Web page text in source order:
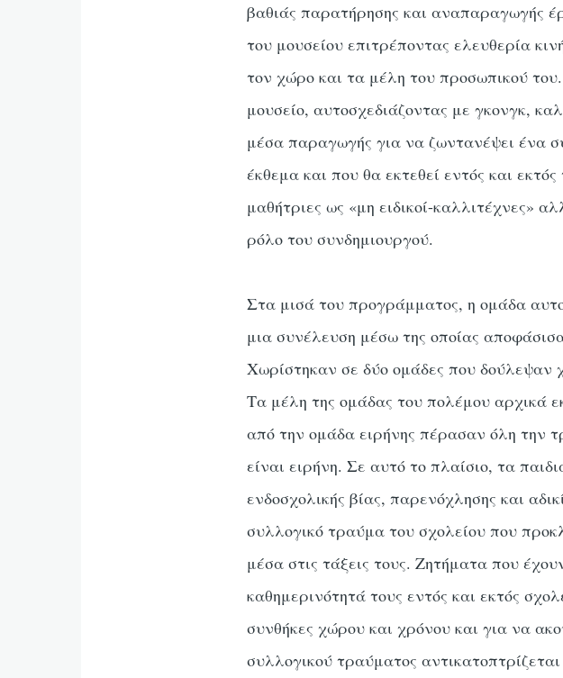
βαθιάς παρατήρησης και αναπαραγωγής
του μουσείου επιτρέποντας ελευθερία
τον χώρο και τα μέλη του προσωπικού
μουσείο, αυτοσχεδιάζοντας με γκονγκ,
μέσα παραγωγής για να ζωντανέψει ένα
έκθεμα και που θα εκτεθεί εντός και
μαθήτριες ως «μη ειδικοί-καλλιτέχνες»
ρόλο του συνδημιουργού.
Στα μισά του προγράμματος, η ομάδα
μια συνέλευση μέσω της οποίας
Χωρίστηκαν σε δύο ομάδες που δούλεψαν
Τα μέλη της ομάδας του πολέμου αρχικά
από την ομάδα ειρήνης πέρασαν όλη την
είναι ειρήνη. Σε αυτό το πλαίσιο, τα
ενδοσχολικής βίας, παρενόχλησης και
συλλογικό τραύμα του σχολείου που
μέσα στις τάξεις τους. Ζητήματα που
καθημερινότητά τους εντός και εκτός
συνθήκες χώρου και χρόνου και για να
συλλογικού τραύματος